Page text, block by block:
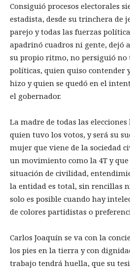
Consiguió procesos electorales
estadista, desde su trinchera de
parejo y todas las fuerzas
apadrinó cuadros ni gente, dejó
su propio ritmo, no persiguió no
políticas, quien quiso contender
hizo y quien se quedó en el
el gobernador.
La madre de todas las elecciones
quien tuvo los votos, y será su
mujer que viene de la sociedad
un movimiento como la 4T y que
situación de civilidad,
la entidad es total, sin rencillas
solo es posible cuando hay
de colores partidistas o
Carlos Joaquín se va con la
los pies en la tierra y con
trabajo tendrá huella, que su